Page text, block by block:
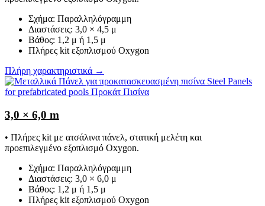
Σχήμα: Παραλληλόγραμμη
Διαστάσεις: 3,0 × 4,5 μ
Βάθος: 1,2 μ ή 1,5 μ
Πλήρες kit εξοπλισμού Oxygon
Πλήρη χαρακτηριστικά →
3,0 × 6,0 m
• Πλήρες kit με ατσάλινα πάνελ, στατική μελέτη και
προεπιλεγμένο εξοπλισμό Oxygon.
Σχήμα: Παραλληλόγραμμη
Διαστάσεις: 3,0 × 6,0 μ
Βάθος: 1,2 μ ή 1,5 μ
Πλήρες kit εξοπλισμού Oxygon